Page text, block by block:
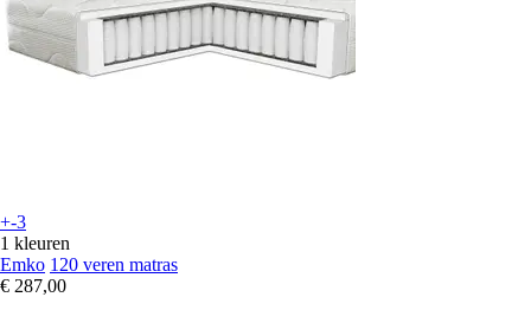
+-3
1 kleuren
Emko 120 veren matras
€ 287,00